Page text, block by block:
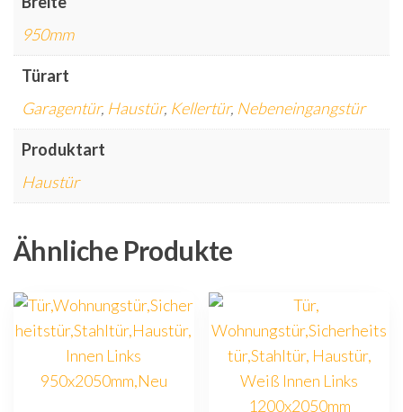
950mm
Türart
Garagentür, Haustür, Kellertür, Nebeneingangstür
Produktart
Haustür
Ähnliche Produkte